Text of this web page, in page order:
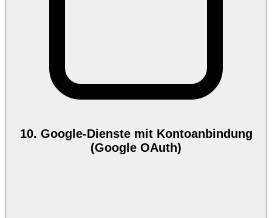
10. Google-Dienste mit Kontoanbindung
(Google OAuth)